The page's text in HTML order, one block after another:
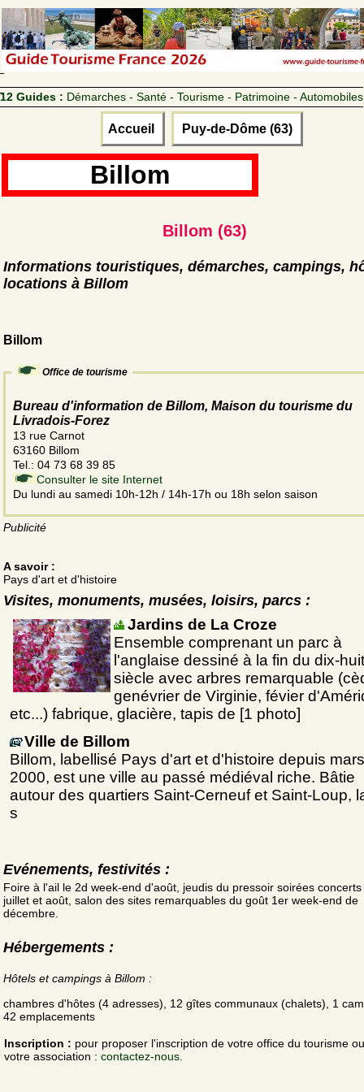
12 Guides : Démarches - Santé - Tourisme - Patrimoine - Automobiles
Accueil Puy-de-Dôme (63)
Billom
Billom (63)
Informations touristiques, démarches, campings,
locations à Billom
Billom
Office de tourisme
Bureau d'information de Billom, Maison du tourisme du
Livradois-Forez
13 rue Carnot
63160 Billom
Tel.: 04 73 68 39 85
Consulter le site Internet
Du lundi au samedi 10h-12h / 14h-17h ou 18h selon saison
Publicité
A savoir :
Pays d'art et d'histoire
Visites, monuments, musées, loisirs, parcs :
Jardins de La Croze
Ensemble comprenant un parc à
l'anglaise dessiné à la fin du dix-
siècle avec arbres remarquable
genévrier de Virginie, févier
etc...) fabrique, glacière, tapis de [1 photo]
Ville de Billom
Billom, labellisé Pays d'art et d'histoire depuis mars
2000, est une ville au passé médiéval riche. Bâtie
autour des quartiers Saint-Cerneuf et Saint-Loup,
s
Evénements, festivités :
Foire à l'ail le 2d week-end d'août, jeudis du pressoir soirées
juillet et août, salon des sites remarquables du goût 1er week-end de
décembre.
Hébergements :
Hôtels et campings à Billom :
chambres d'hôtes (4 adresses), 12 gîtes communaux (chalets), 1
42 emplacements
Inscription : pour proposer l'inscription de votre office du tourisme
votre association : contactez-nous.